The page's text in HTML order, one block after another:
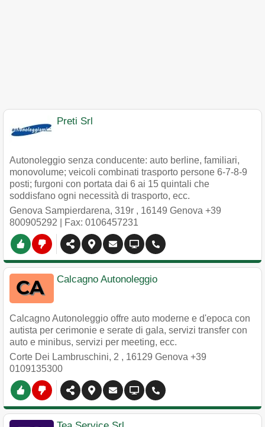
Preti Srl
Autonoleggio senza conducente: auto berline, familiari,
monovolume; veicoli combinati trasporto persone 6-7-8-9
posti; furgoni con portata dai 6 ai 15 quintali che
soddisfano ogni necessità di trasporto, ecc.
Genova Sampierdarena, 319r , 16149 Genova +39
800905292 | Fax: 0106457231
Calcagno Autonoleggio
Calcagno Autonoleggio offre auto moderne e d'epoca con
autista per cerimonie e serate di gala, servizi transfer con
auto e minibus, servizi per meeting, ecc.
Corte Dei Lambruschini, 2 , 16129 Genova +39
0109135300